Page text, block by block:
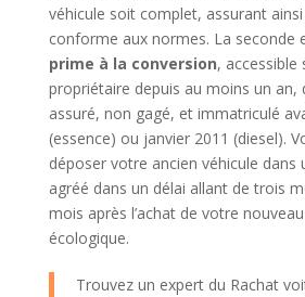
véhicule soit complet, assurant
conforme aux normes. La seconde
prime à la conversion, accessible
propriétaire depuis au moins un an,
assuré, non gagé, et immatriculé
(essence) ou janvier 2011 (diesel).
déposer votre ancien véhicule dans
agréé dans un délai allant de trois
mois après l’achat de votre
écologique.
Trouvez un expert du Rachat